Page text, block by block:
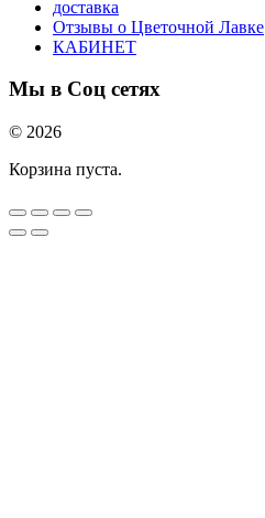
доставка
Отзывы о Цветочной Лавке
КАБИНЕТ
Мы в Соц сетях
© 2026
Корзина пуста.